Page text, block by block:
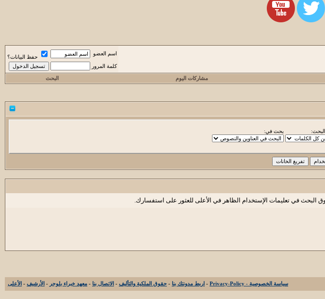
اسم العضو
حفظ البيانات؟
كلمة المرور
مشاركات اليوم البحث
بحث في:
البحث في تعليمات الإستخدام الظاهر في الأعلى للعثور على استفسارك.
سياسة الخصوصية - Privacy-Policy - اربط مدونتك بنا - حقوق الملكية والتأليف - الاتصال بنا - معهد خبراء بلوجر - الأرشيف - الأعلى